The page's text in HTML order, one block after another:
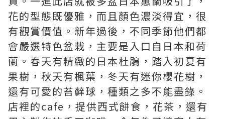
花的型態既優雅，而且顏色濃淡得宜，很
有觀賞價值。新年過後，不同季節他們都
會嚴選特色盆栽，主要是入口自日本和荷
蘭。春天有精緻的日本杜鵑，踏入初夏有
果樹，秋天有楓葉，冬天有迷你櫻花樹，
還有可愛的苔蘚球，種類之多不能盡錄。
店裡的cafe，提供西式餅食，花茶，還有